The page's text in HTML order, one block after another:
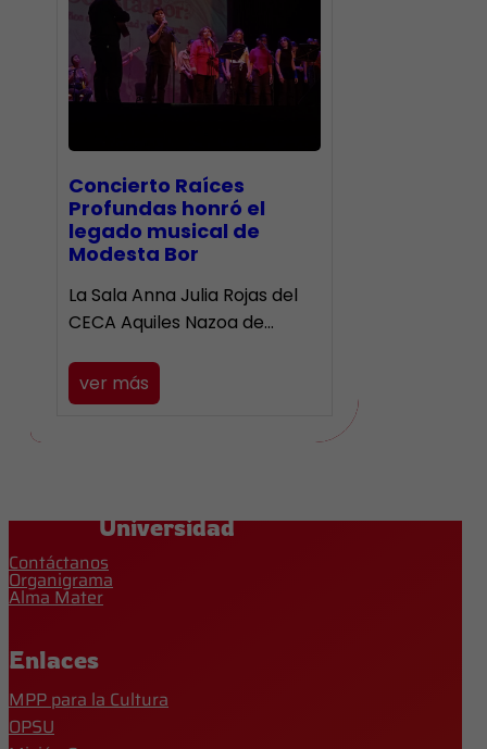
​Concierto Raíces
Profundas honró el
legado musical de
Modesta Bor
La Sala Anna Julia Rojas del
CECA Aquiles Nazoa de…
ver más
Universidad
Contáctanos
Organigrama
Alma Mater
Enlaces
MPP para la Cultura
OPSU